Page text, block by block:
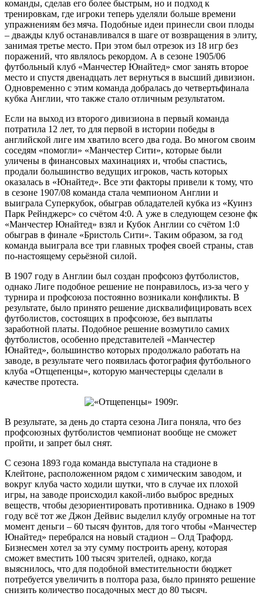
команды, сделав его более быстрым, но и подход к
тренировкам, где игроки теперь уделяли больше времени
упражнениям без мяча. Подобные идеи принесли свои плоды
– дважды клуб останавливался в шаге от возвращения в элиту,
занимая третье место. При этом был отрезок из 18 игр без
поражений, что являлось рекордом. А в сезоне 1905/06
футбольный клуб «Манчестер Юнайтед» смог занять второе
место и спустя двенадцать лет вернуться в высший дивизион.
Одновременно с этим команда добралась до четвертьфинала
кубка Англии, что также стало отличным результатом.
Если на выход из второго дивизиона в первый команда
потратила 12 лет, то для первой в истории победы в
английской лиге им хватило всего два года. Во многом своим
соседям «помогли» «Манчестер Сити», которые были
уличены в финансовых махинациях и, чтобы спастись,
продали большинство ведущих игроков, часть которых
оказалась в «Юнайтед». Все эти факторы привели к тому, что
в сезоне 1907/08 команда стала чемпионом Англии и
выиграла Суперкубок, обыграв обладателей кубка из «Куинз
Парк Рейнджерс» со счётом 4:0. А уже в следующем сезоне фк
«Манчестер Юнайтед» взял и Кубок Англии со счётом 1:0
обыграв в финале «Бристоль Сити». Таким образом, за год
команда выиграла все три главных трофея своей страны, став
по-настоящему серьёзной силой.
В 1907 году в Англии был создан профсоюз футболистов,
однако Лиге подобное решение не понравилось, из-за чего у
турнира и профсоюза постоянно возникали конфликты. В
результате, было принято решение дисквалифицировать всех
футболистов, состоящих в профсоюзе, без выплаты
заработной платы. Подобное решение возмутило самих
футболистов, особенно представителей «Манчестер
Юнайтед», большинство которых продолжало работать на
заводе, в результате чего появилась фотография футбольного
клуба «Отщепенцы», которую манчестерцы сделали в
качестве протеста.
В результате, за день до старта сезона Лига поняла, что без
профсоюзных футболистов чемпионат вообще не сможет
пройти, и запрет был снят.
С сезона 1893 года команда выступала на стадионе в
Клейтоне, расположенном рядом с химическим заводом, и
вокруг клуба часто ходили шутки, что в случае их плохой
игры, на заводе происходил какой-либо выброс вредных
веществ, чтобы дезориентировать противника. Однако в 1909
году всё тот же Джон Дейвис выделил клубу огромные на тот
момент деньги – 60 тысяч фунтов, для того чтобы «Манчестер
Юнайтед» перебрался на новый стадион – Олд Трафорд.
Бизнесмен хотел за эту сумму построить арену, которая
сможет вместить 100 тысяч зрителей, однако, когда
выяснилось, что для подобной вместительности бюджет
потребуется увеличить в полтора раза, было принято решение
снизить количество посадочных мест до 80 тысяч.